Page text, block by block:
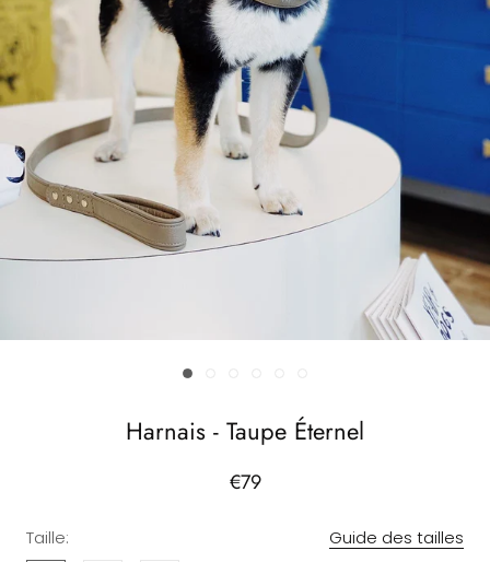
Harnais - Taupe Éternel
€79
Taille:
Guide des tailles